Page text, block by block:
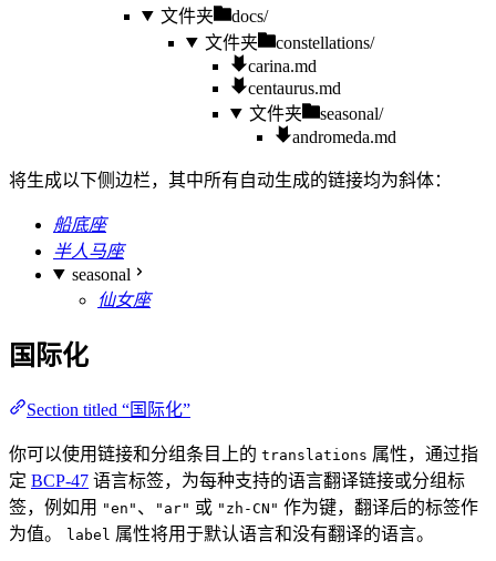
文件夹
docs/
文件夹
constellations/
carina.md
centaurus.md
文件夹
seasonal/
andromeda.md
将生成以下侧边栏，其中所有自动生成的链接均为斜体：
船底座
半人马座
seasonal
仙女座
国际化
Section titled “国际化”
你可以使用链接和分组条目上的 translations 属性，通过指
定 BCP-47 语言标签，为每种支持的语言翻译链接或分组标
签，例如用 "en" 、 "ar" 或 "zh-CN" 作为键，翻译后的标签作
为值。
label 属性将用于默认语言和没有翻译的语言。